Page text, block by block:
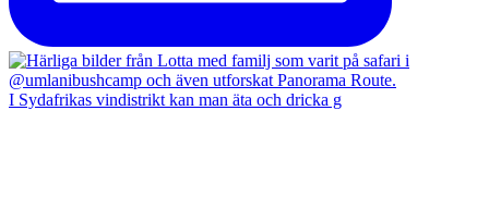
I Sydafrikas vindistrikt kan man äta och dricka g